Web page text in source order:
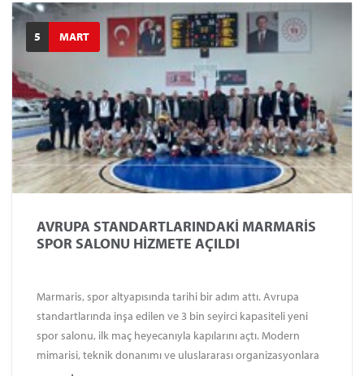
5 MART
AVRUPA STANDARTLARINDAKİ MARMARİS
SPOR SALONU HİZMETE AÇILDI
Marmaris, spor altyapısında tarihi bir adım attı. Avrupa
standartlarında inşa edilen ve 3 bin seyirci kapasiteli yeni
spor salonu, ilk maç heyecanıyla kapılarını açtı. Modern
mimarisi, teknik donanımı ve uluslararası organizasyonlara